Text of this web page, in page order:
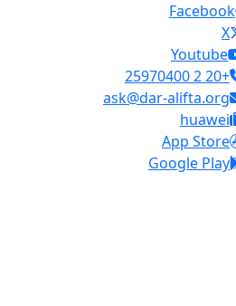
Facebook
X
Youtube
+20 2 25970400
ask@dar-alifta.org
huawei
App Store
Google Play